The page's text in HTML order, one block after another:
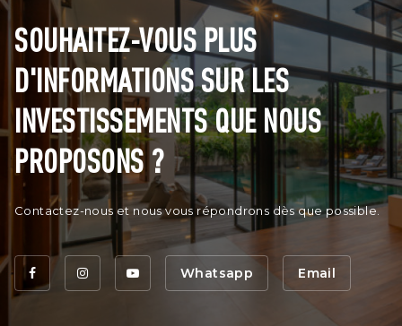
SOUHAITEZ-VOUS PLUS
D'INFORMATIONS SUR LES
INVESTISSEMENTS QUE NOUS
PROPOSONS ?
Contactez-nous et nous vous répondrons dès que possible.
Whatsapp Email